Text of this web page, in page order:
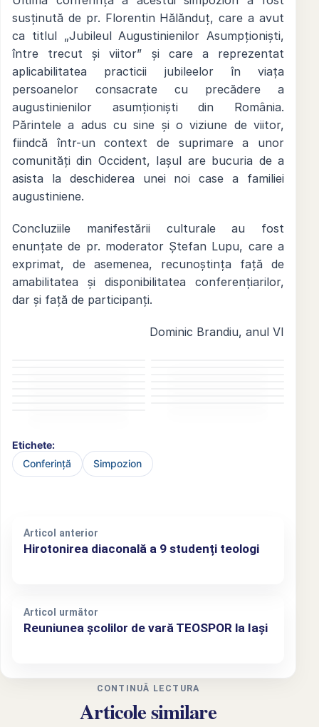
susținută de pr. Florentin Hălănduț, care a avut
ca titlul „Jubileul Augustinienilor Asumpționiști,
între trecut și viitor” și care a reprezentat
aplicabilitatea practicii jubileelor în viața
persoanelor consacrate cu precădere a
augustinienilor asumționiști din România.
Părintele a adus cu sine și o viziune de viitor,
fiindcă într-un context de suprimare a unor
comunități din Occident, Iașul are bucuria de a
asista la deschiderea unei noi case a familiei
augustiniene.
Concluziile manifestării culturale au fost
enunțate de pr. moderator Ștefan Lupu, care a
exprimat, de asemenea, recunoștința față de
amabilitatea și disponibilitatea conferențiarilor,
dar și față de participanți.
Dominic Brandiu, anul VI
Etichete:
Conferință
Simpozion
Articol anterior
Hirotonirea diaconală a 9 studenți teologi
Articol următor
Reuniunea școlilor de vară TEOSPOR la Iași
CONTINUĂ LECTURA
Articole similare